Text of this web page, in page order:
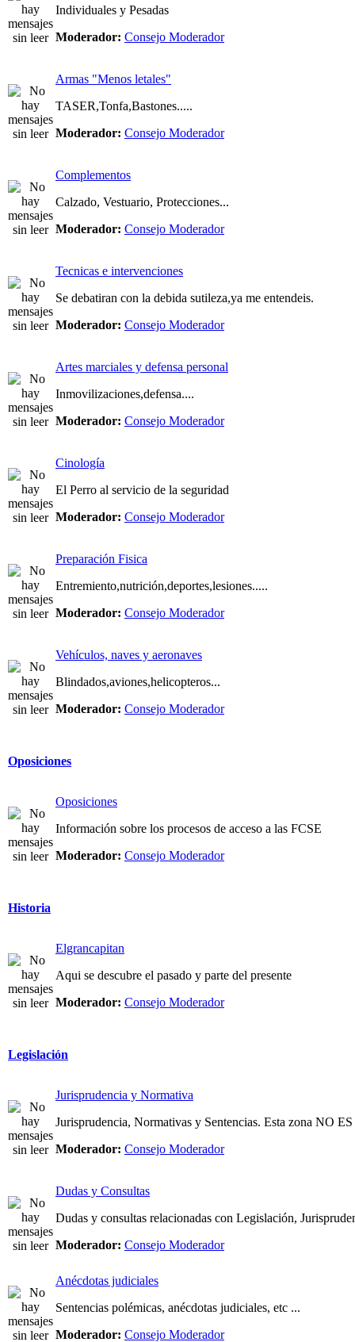
Individuales y Pesadas
Moderador: Consejo Moderador
Armas "Menos letales"
TASER,Tonfa,Bastones.....
Moderador: Consejo Moderador
Complementos
Calzado, Vestuario, Protecciones...
Moderador: Consejo Moderador
Tecnicas e intervenciones
Se debatiran con la debida sutileza,ya me entendeis.
Moderador: Consejo Moderador
Artes marciales y defensa personal
Inmovilizaciones,defensa....
Moderador: Consejo Moderador
Cinología
El Perro al servicio de la seguridad
Moderador: Consejo Moderador
Preparación Fisica
Entremiento,nutrición,deportes,lesiones.....
Moderador: Consejo Moderador
Vehículos, naves y aeronaves
Blindados,aviones,helicopteros...
Moderador: Consejo Moderador
Oposiciones
Oposiciones
Información sobre los procesos de acceso a las FCSE
Moderador: Consejo Moderador
Historia
Elgrancapitan
Aqui se descubre el pasado y parte del presente
Moderador: Consejo Moderador
Legislación
Jurisprudencia y Normativa
Jurisprudencia, Normativas y Sentencias. Esta zona NO
Moderador: Consejo Moderador
Dudas y Consultas
Dudas y consultas relacionadas con Legislación,
Moderador: Consejo Moderador
Anécdotas judiciales
Sentencias polémicas, anécdotas judiciales, etc ...
Moderador: Consejo Moderador